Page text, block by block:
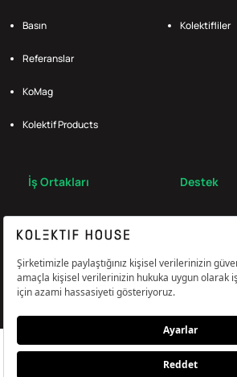
Basın
Referanslar
KoMag
Kolektif Products
Kolektifliler
İş Ortakları Destek
Çerez Tercihlerini Yönetin